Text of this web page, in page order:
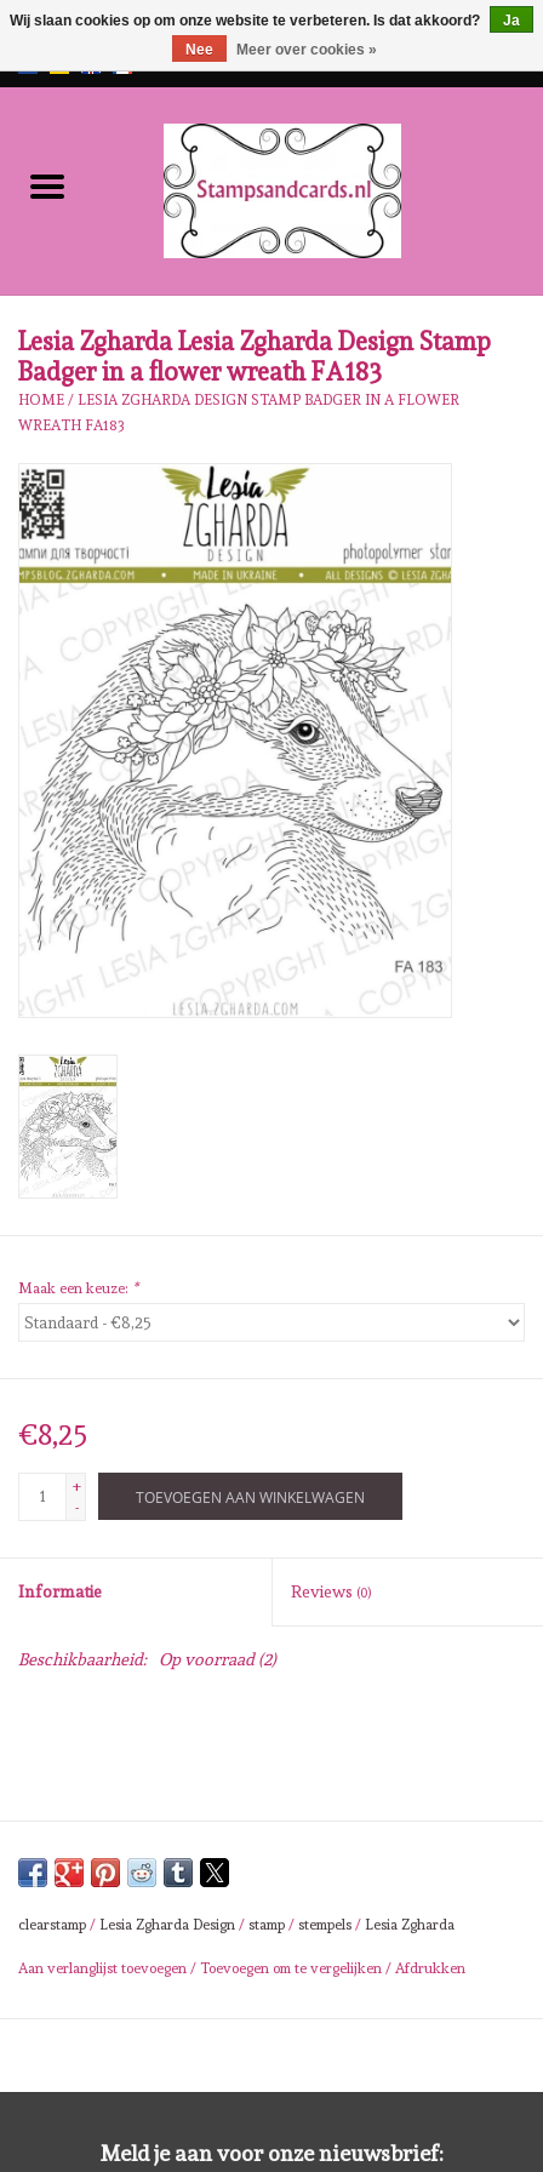
EUR/GBP
NIEUW!!
Crealies
Onze Merken
Mallen
Stempels
Stempelinkt
Stempelaccesoires
Papier (blokjes) &
Embellishments
Embellishment/bedeltjes
Diversen
Embossingpoeders
Gereedschap
Stansmachine en toebehoren
Uitverkoop
Lesia Zgharda Lesia Zgharda Design Stamp
Badger in a flower wreath FA183
HOME / LESIA ZGHARDA DESIGN STAMP BADGER IN A FLOWER
WREATH FA183
Maak een keuze: *
€8,25
+
-
TOEVOEGEN AAN WINKELWAGEN
Informatie Reviews (0)
Beschikbaarheid: Op voorraad(2)
clearstamp / Lesia Zgharda Design / stamp / stempels / Lesia Zgharda
Aan verlanglijst toevoegen / Toevoegen om te vergelijken / Afdrukken
Meld je aan voor onze nieuwsbrief:
Wij slaan cookies op om onze website te verbeteren. Is dat akkoord?
Ja
Nee
Meer over cookies »